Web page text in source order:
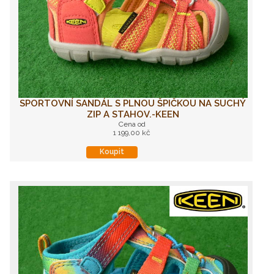
SPORTOVNÍ SANDÁL S PLNOU ŠPIČKOU NA SUCHÝ
ZIP A STAHOV.-KEEN
Cena od
1 199,00 kč
Koupit